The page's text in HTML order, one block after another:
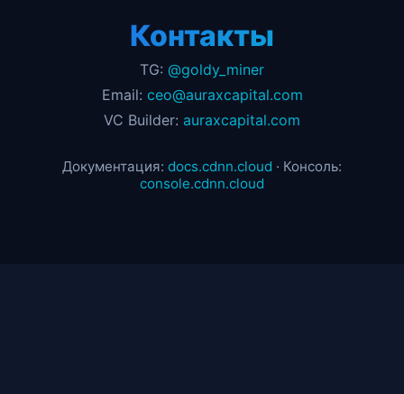
Контакты
TG: @goldy_miner
Email: ceo@auraxcapital.com
VC Builder: auraxcapital.com
Документация: docs.cdnn.cloud · Консоль:
console.cdnn.cloud